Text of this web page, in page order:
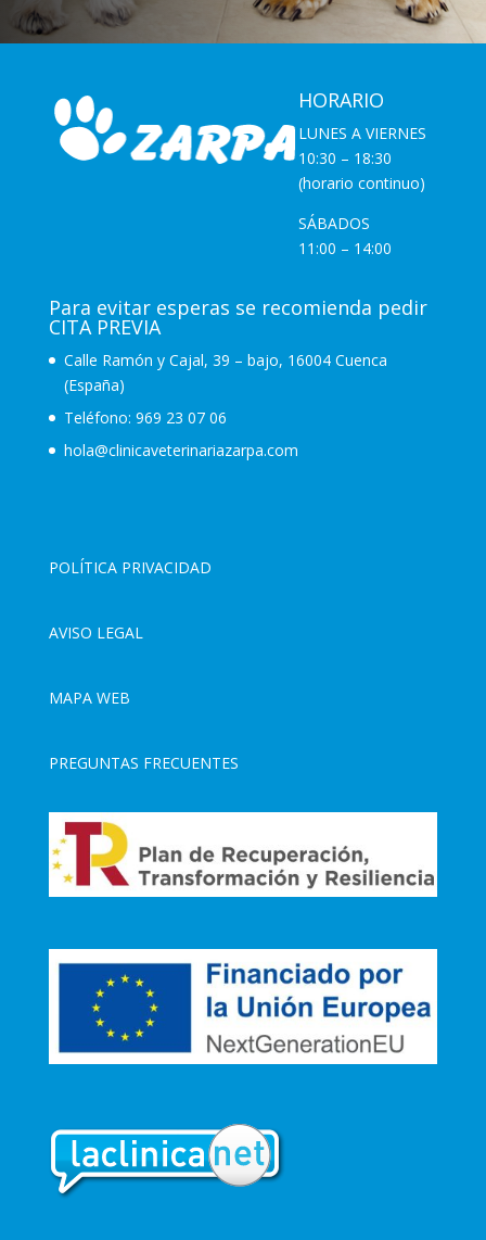
HORARIO
LUNES A VIERNES
10:30 – 18:30
(horario continuo)
SÁBADOS
11:00 – 14:00
Para evitar esperas se recomienda pedir
CITA PREVIA
Calle Ramón y Cajal, 39 – bajo, 16004 Cuenca
(España)
Teléfono: 969 23 07 06
hola@clinicaveterinariazarpa.com
POLÍTICA PRIVACIDAD
AVISO LEGAL
MAPA WEB
PREGUNTAS FRECUENTES